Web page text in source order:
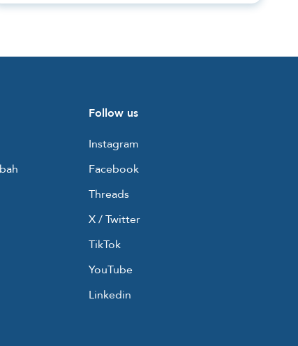
Follow us
Instagram
Facebook
Threads
X / Twitter
TikTok
YouTube
Linkedin